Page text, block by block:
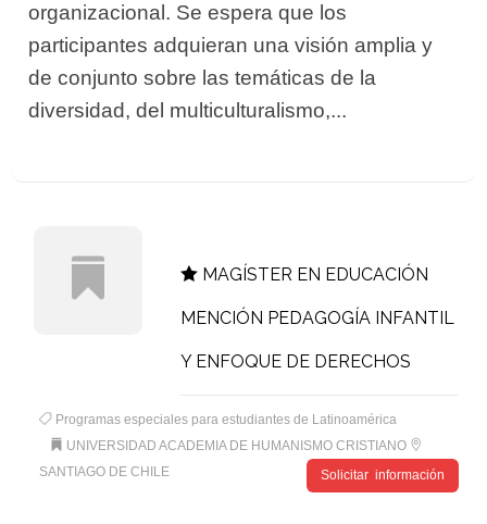
organizacional. Se espera que los
participantes adquieran una visión amplia y
de conjunto sobre las temáticas de la
diversidad, del multiculturalismo,...
MAGÍSTER EN EDUCACIÓN
MENCIÓN PEDAGOGÍA INFANTIL
Y ENFOQUE DE DERECHOS
Programas especiales para estudiantes de Latinoamérica
UNIVERSIDAD ACADEMIA DE HUMANISMO CRISTIANO
SANTIAGO DE CHILE
Solicitar información